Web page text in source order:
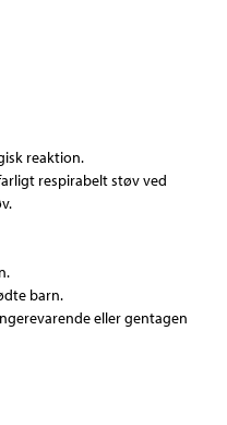
reaktion.
respirabelt støv ved
barn.
eller gentagen